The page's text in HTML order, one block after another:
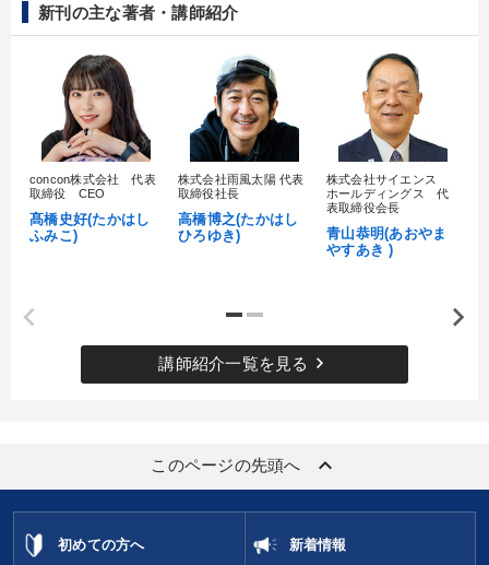
新刊の主な著者・講師紹介
concon株式会社 代表
取締役 CEO
髙橋史好(たかはし
ふみこ)
株式会社雨風太陽 代表
取締役社長
高橋博之(たかはし
ひろゆき)
株式会社サイエンス
ホールディングス 代
表取締役会長
青山恭明(あおやま
やすあき )
講師紹介一覧を見る keyboard_arrow_right
このページの先頭へ keyboard_arrow_up
初めての方へ 新着情報